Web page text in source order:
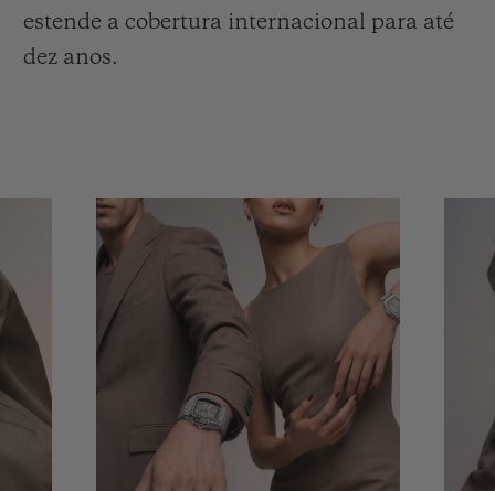
estende a cobertura internacional para até
dez anos.